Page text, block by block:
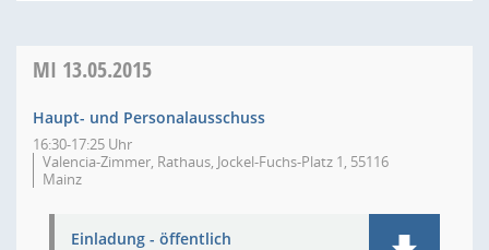
MI 13.05.2015
Haupt- und Personalausschuss
16:30-17:25 Uhr
Valencia-Zimmer, Rathaus, Jockel-Fuchs-Platz 1, 55116
Mainz
Einladung - öffentlich